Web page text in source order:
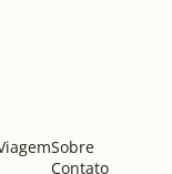
Sobre
Contato